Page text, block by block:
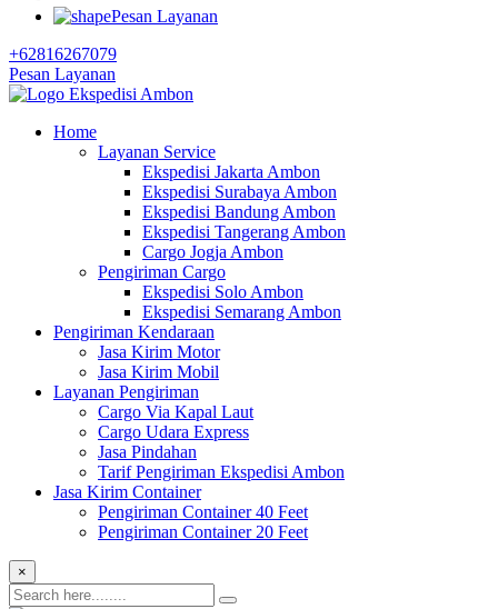
Pesan Layanan
+62816267079
Pesan Layanan
Home
Layanan Service
Ekspedisi Jakarta Ambon
Ekspedisi Surabaya Ambon
Ekspedisi Bandung Ambon
Ekspedisi Tangerang Ambon
Cargo Jogja Ambon
Pengiriman Cargo
Ekspedisi Solo Ambon
Ekspedisi Semarang Ambon
Pengiriman Kendaraan
Jasa Kirim Motor
Jasa Kirim Mobil
Layanan Pengiriman
Cargo Via Kapal Laut
Cargo Udara Express
Jasa Pindahan
Tarif Pengiriman Ekspedisi Ambon
Jasa Kirim Container
Pengiriman Container 40 Feet
Pengiriman Container 20 Feet
×